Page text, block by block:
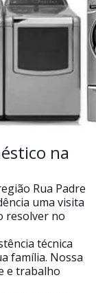
na
Rua Padre
uma visita
resolver no
técnica
família. Nossa
e trabalho